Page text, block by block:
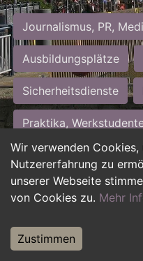
Wir verwenden Cookies,
Nutzererfahrung zu
unserer Webseite
von Cookies zu. Mehr
Zustimmen
Journalismus, PR,
Ausbildungsplätze
Sicherheitsdienste
Praktika,
Personalwesen
Hilfskräfte, Aushilfs-
Weiterbildung,